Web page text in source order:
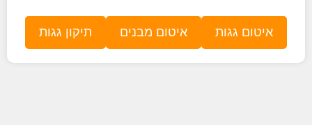
איטום גגות איטום מבנים תיקון גגות